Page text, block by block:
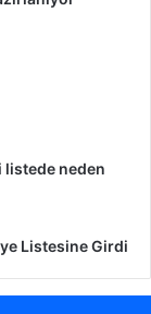
listede neden
Listesine Girdi